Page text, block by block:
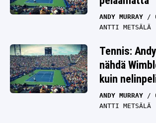
ANDY MURRAY
ANTTI METSÄLÄ
Tennis:
nähdä
kuin
ANDY MURRAY
ANTTI METSÄLÄ